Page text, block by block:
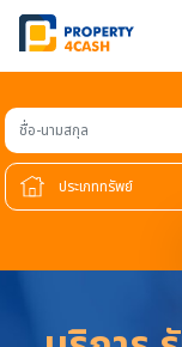
ชื่อ-นามสกุล